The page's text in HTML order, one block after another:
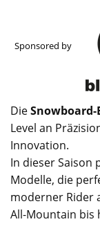
Sponsored by
DieSnowboard-
Level an
Innovation.
In dieser Saison
Modelle, die
moderner Rider
All-Mountain bis